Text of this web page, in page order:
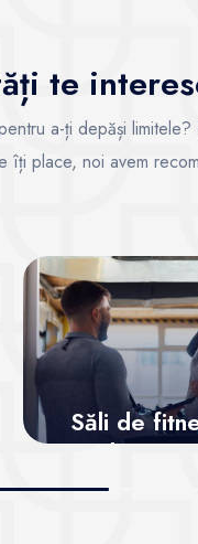
te
a-ți depăși
place, noi avem
Săli de